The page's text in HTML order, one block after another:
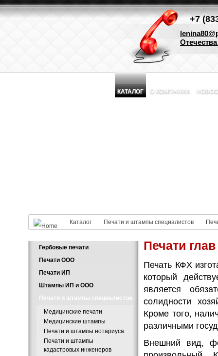
+7
КАТАЛОГ О КОМПАНИИ
Каталог Печати и штампы специалистов
Печати
Печать КФХ
который
является
солидности
Кроме того,
различными
Внешний вид,
Гербовые печати
Печати ООО
Печати ИП
Штампы ИП и ООО
Печати и штампы специалистов
Медицинские печати
Медицинские штампы
Печати и штампы нотариуса
Печати и штампы
кадастровых инженеров